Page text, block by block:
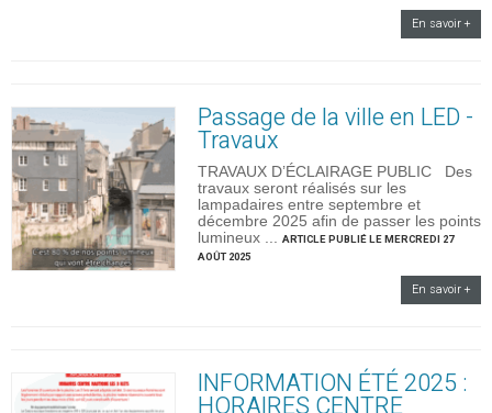
En savoir +
Passage de la ville en LED -
Travaux
TRAVAUX D’ÉCLAIRAGE PUBLIC Des
travaux seront réalisés sur les
lampadaires entre septembre et
décembre 2025 afin de passer les points
lumineux ... ARTICLE PUBLIÉ LE MERCREDI 27
AOÛT 2025
En savoir +
INFORMATION ÉTÉ 2025 :